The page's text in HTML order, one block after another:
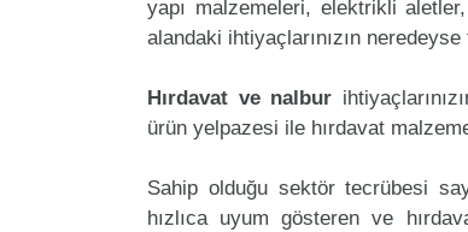
yapı malzemeleri, elektrikli
alandaki ihtiyaçlarınızın
Hırdavat ve nalbur
ürün yelpazesi ile hırdavat
Sahip olduğu sektör tecrübesi
hızlıca uyum gösteren ve